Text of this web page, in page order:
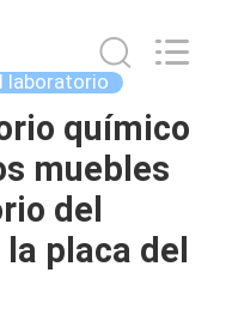
laboratorio
químico
muebles
del
placa del